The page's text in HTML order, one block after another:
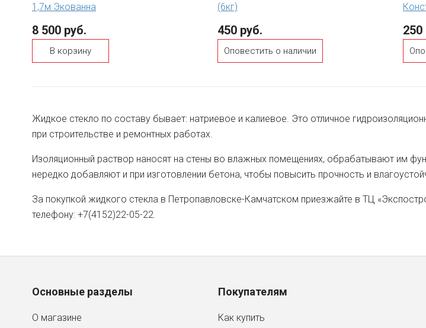
1,7м Экованна
8 500 руб.
В корзину
(6кг)
450 руб.
Оповестить о наличии
250
Жидкое стекло по составу бывает: натриевое и калиевое. Это отличное
при строительстве и ремонтных работах.
Изоляционный раствор наносят на стены во влажных помещениях, обрабатывают им
нередко добавляют и при изготовлении бетона, чтобы повысить прочность и
За покупкой жидкого стекла в Петропавловске-Камчатском приезжайте в ТЦ
телефону: +7(4152)22-05-22.
Основные разделы
О магазине
Покупателям
Как купить